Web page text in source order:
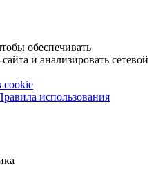
обеспечивать
и анализировать сетевой
cookie
использования